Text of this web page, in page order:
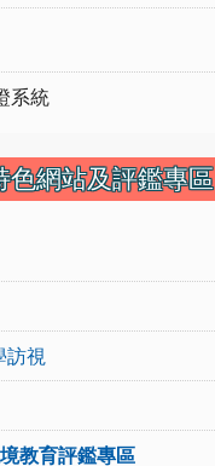
系統
色網站及評鑑專區
訪視
教育評鑑專區